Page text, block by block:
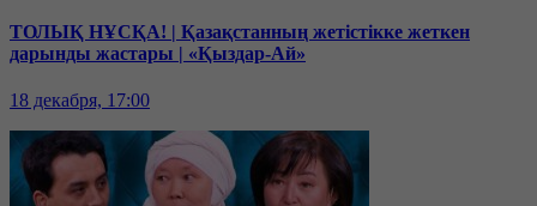
ТОЛЫҚ НҰСҚА! | Қазақстанның жетістікке жеткен
дарынды жастары | «Қыздар-Ай»
18 декабря, 17:00